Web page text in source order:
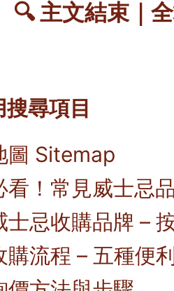
🔍 主文結束｜
搜尋項目
圖 Sitemap
看！常見威士忌
士忌收購品牌 –
購流程 – 五種便